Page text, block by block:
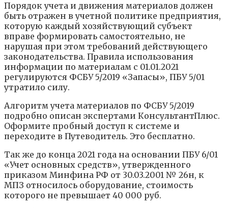
Порядок учета и движения материалов должен
быть отражен в учетной политике предприятия,
которую каждый хозяйствующий субъект
вправе формировать самостоятельно, не
нарушая при этом требований действующего
законодательства. Правила использования
информации по материалам с 01.01.2021
регулируются ФСБУ 5/2019 «Запасы», ПБУ 5/01
утратило силу.
Алгоритм учета материалов по ФСБУ 5/2019
подробно описан экспертами КонсультантПлюс.
Оформите пробный доступ к системе и
переходите в Путеводитель. Это бесплатно.
Так же до конца 2021 года на основании ПБУ 6/01
«Учет основных средств», утвержденного
приказом Минфина РФ от 30.03.2001 № 26н, к
МПЗ относилось оборудование, стоимость
которого не превышает 40 000 руб.